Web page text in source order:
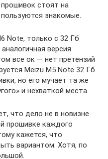
стоят на
знакомые.
Note, только с 32 Гб
версия
все ок — нет претензий
Meizu M5 Note 32 Гб
но его мучает та же
и нехваткой места.
что дело не в новизне
прошивке каждого
кажется, что
вариантом. Хотя, по